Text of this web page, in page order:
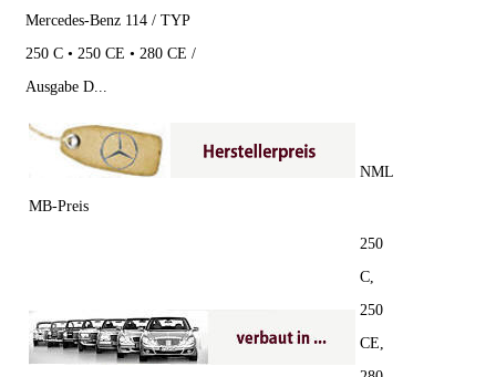
Mercedes-Benz 114 / TYP
250 C • 250 CE • 280 CE /
Ausgabe D...
MB-Preis
NML
250
C,
250
CE,